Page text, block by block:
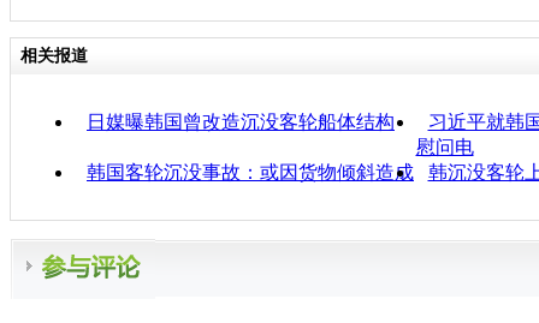
相关报道
日媒曝韩国曾改造沉没客轮船体结构
习近平就韩
慰问电
韩国客轮沉没事故：或因货物倾斜造成
韩沉没客轮